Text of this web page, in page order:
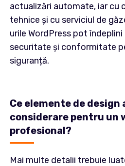
actualizări automate, iar cu
tehnice și cu serviciul de
urile WordPress pot
securitate și conformitate
siguranță.
Ce elemente de design
considerare pentru un
profesional?
Mai multe detalii trebuie